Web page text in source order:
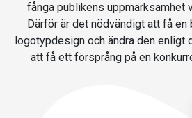
fånga publikens uppmärksamhet
Därför är det nödvändigt att få
logotypdesign och ändra den
att få ett försprång på en